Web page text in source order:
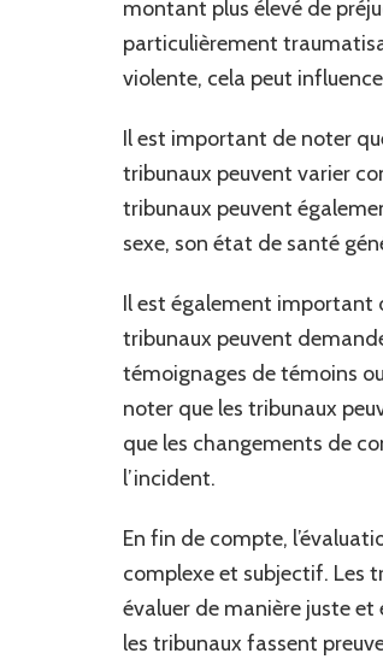
montant plus élevé de
particulièrement
violente, cela peut
Il est important de noter
tribunaux peuvent varier
tribunaux peuvent
sexe, son état de santé
Il est également important
tribunaux peuvent
témoignages de témoins
noter que les tribunaux
que les changements de
l’incident.
En fin de compte,
complexe et subjectif. Les
évaluer de manière juste
les tribunaux fassent